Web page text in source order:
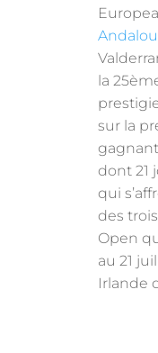
la
sur la
dont 21
qui
des
Open
au 21
Irlande